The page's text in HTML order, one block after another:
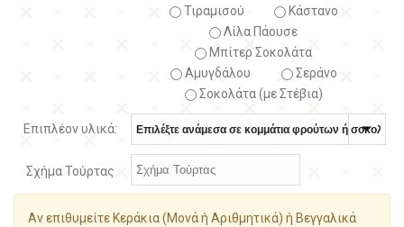
Τιραμισού
Κάστανο
Λίλα Πάουσε
Μπίτερ Σοκολάτα
Αμυγδάλου
Σεράνο
Σοκολάτα (με Στέβια)
Επιπλέον υλικά:
Σχήμα Τούρτας
Αν επιθυμείτε Κεράκια (Μονά ή Αριθμητικά) ή Βεγγαλικά